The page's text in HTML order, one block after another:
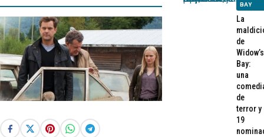
Webisodios
BAY
La
de
Widow’s
Bay:
una
de
terror y
19